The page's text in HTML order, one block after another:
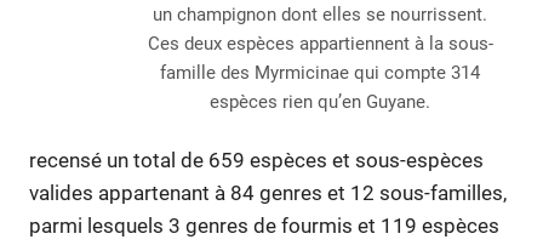
un champignon dont elles se nourrissent.
Ces deux espèces appartiennent à la sous-
famille des Myrmicinae qui compte 314
espèces rien qu’en Guyane.
recensé un total de 659 espèces et sous-espèces
valides appartenant à 84 genres et 12 sous-familles,
parmi lesquels 3 genres de fourmis et 119 espèces